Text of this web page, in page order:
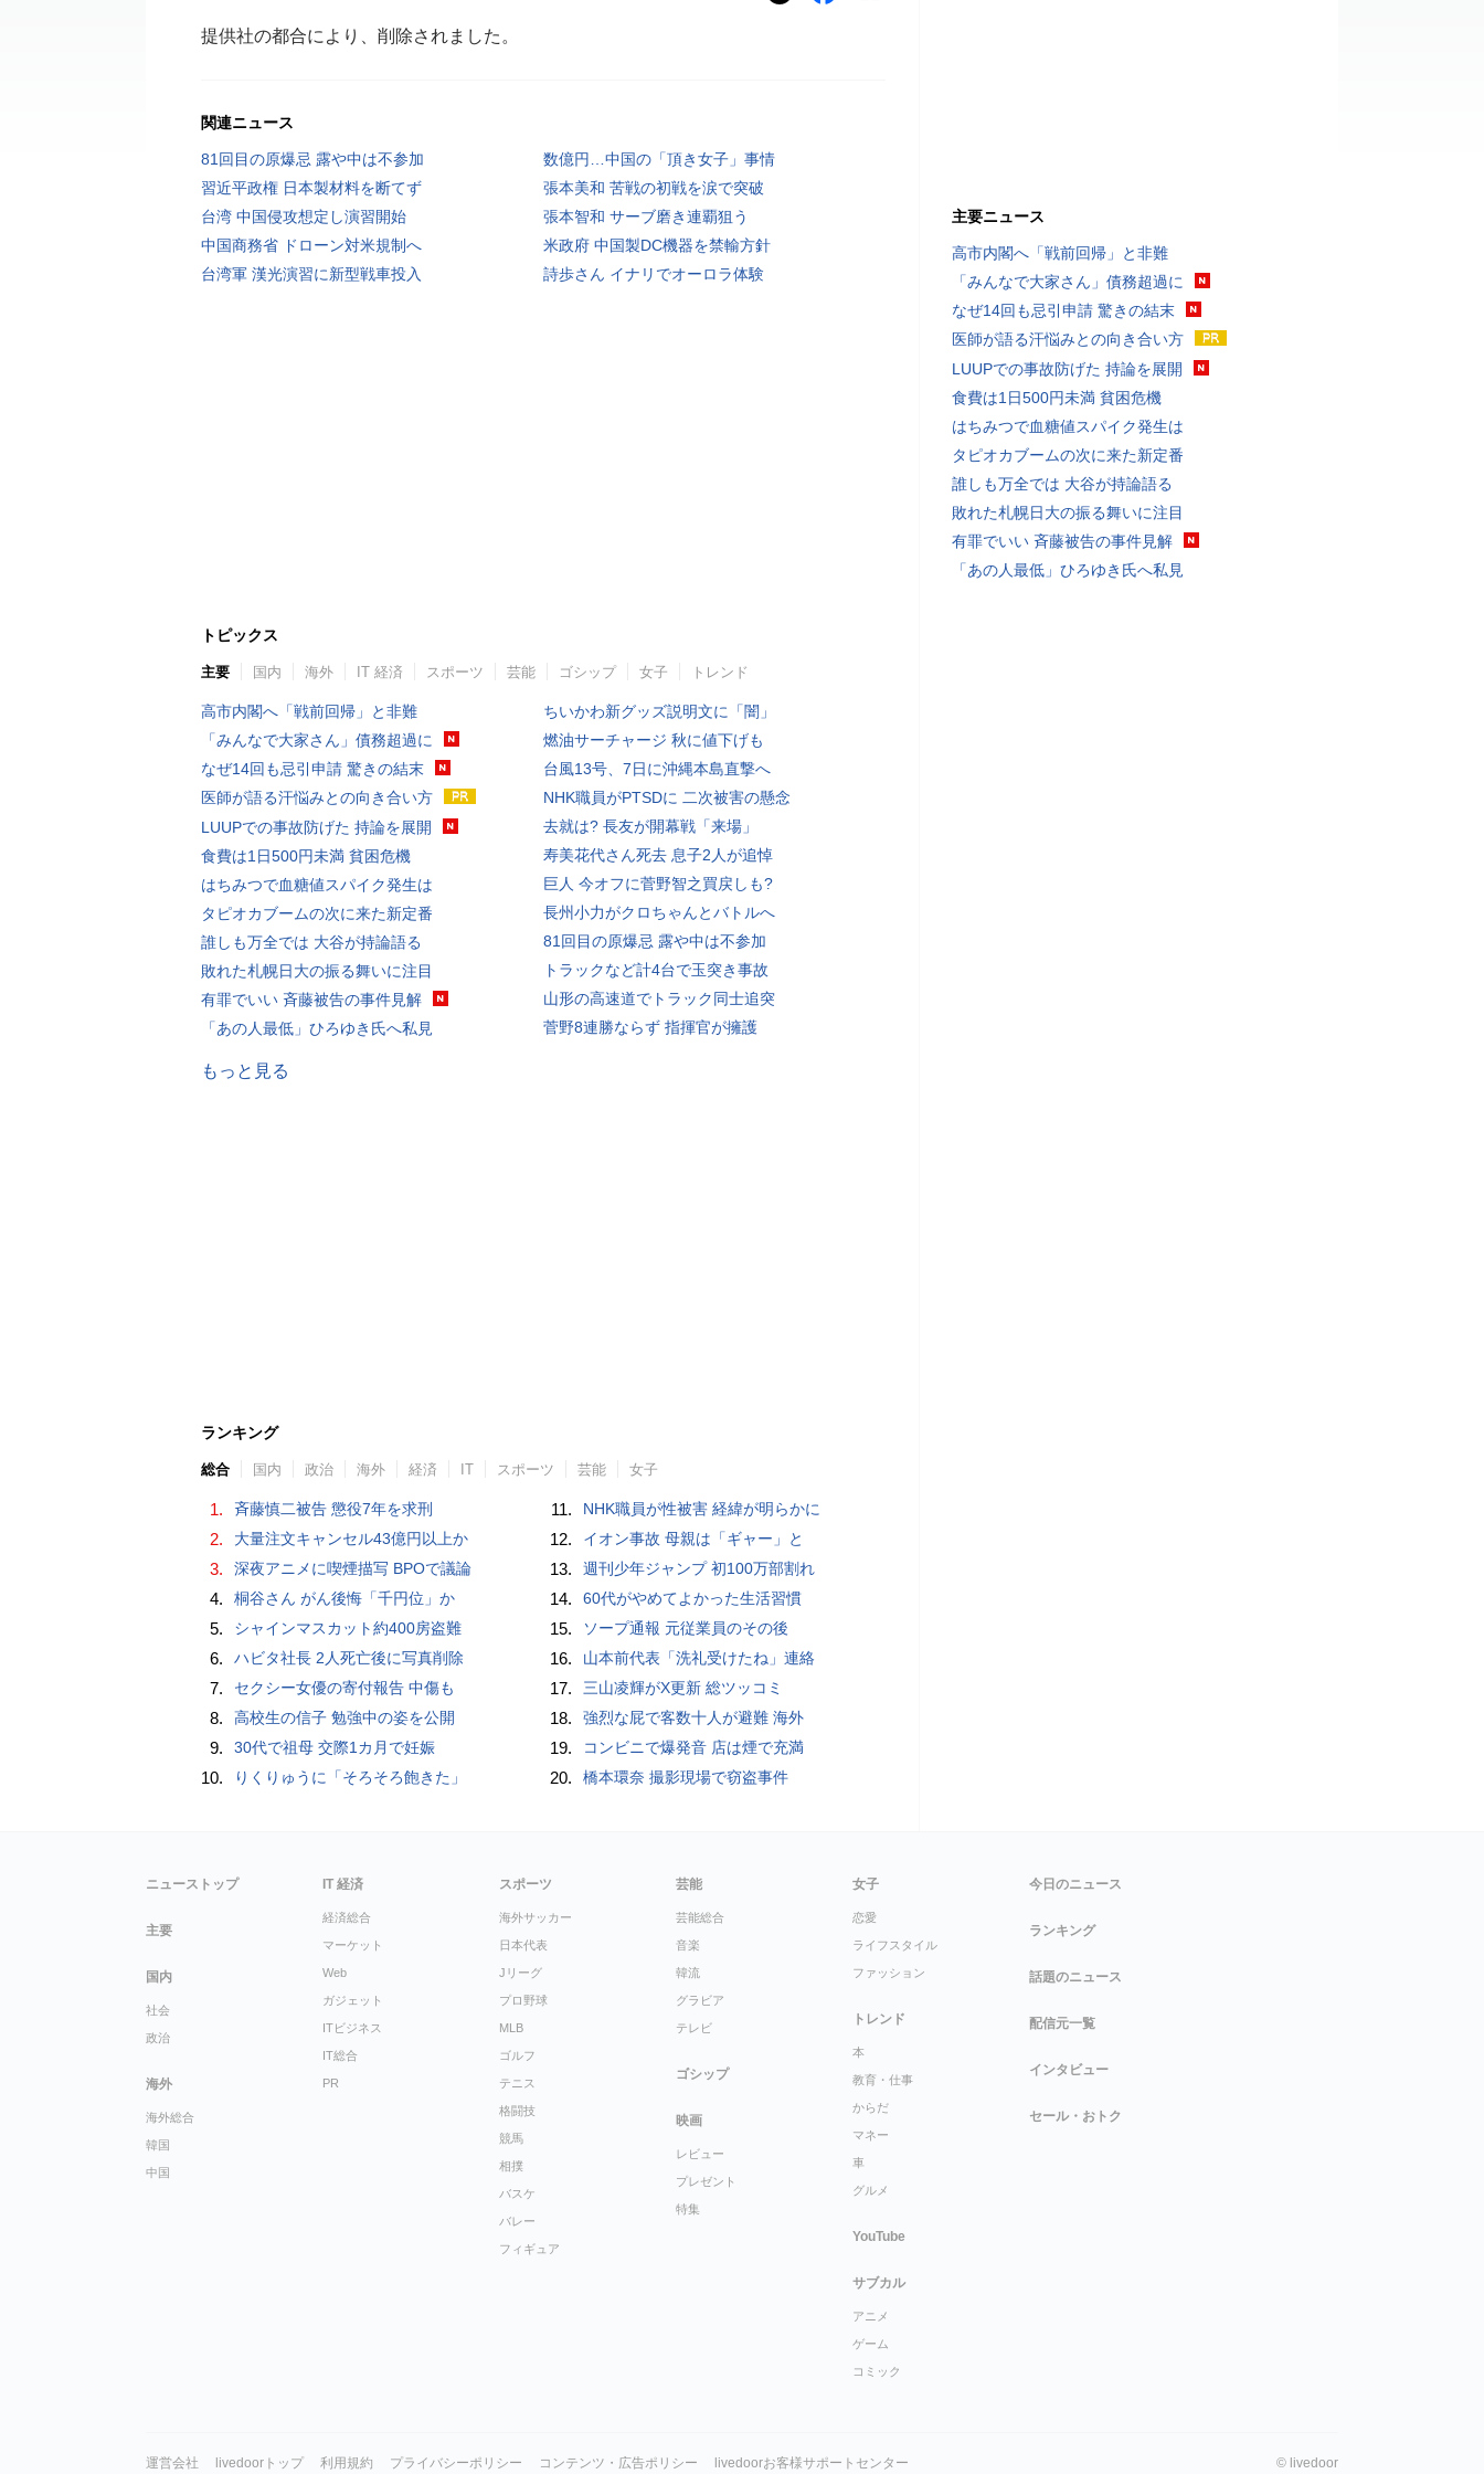
提供社の都合により、削除されました。
関連ニュース
81回目の原爆忌 露や中は不参加
数億円…中国の「頂き女子」事情
習近平政権 日本製材料を断てず
張本美和 苦戦の初戦を涙で突破
台湾 中国侵攻想定し演習開始
張本智和 サーブ磨き連覇狙う
中国商務省 ドローン対米規制へ
米政府 中国製DC機器を禁輸方針
台湾軍 漢光演習に新型戦車投入
詩歩さん イナリでオーロラ体験
トピックス
主要 国内 海外 IT 経済 スポーツ 芸能 ゴシップ 女子 トレンド
高市内閣へ「戦前回帰」と非難
「みんなで大家さん」債務超過に
なぜ14回も忌引申請 驚きの結末
医師が語る汗悩みとの向き合い方
LUUPでの事故防げた 持論を展開
食費は1日500円未満 貧困危機
はちみつで血糖値スパイク発生は
タピオカブームの次に来た新定番
誰しも万全では 大谷が持論語る
敗れた札幌日大の振る舞いに注目
有罪でいい 斉藤被告の事件見解
「あの人最低」ひろゆき氏へ私見
ちいかわ新グッズ説明文に「闇」
燃油サーチャージ 秋に値下げも
台風13号、7日に沖縄本島直撃へ
NHK職員がPTSDに 二次被害の懸念
去就は? 長友が開幕戦「来場」
寿美花代さん死去 息子2人が追悼
巨人 今オフに菅野智之買戻しも?
長州小力がクロちゃんとバトルへ
81回目の原爆忌 露や中は不参加
トラックなど計4台で玉突き事故
山形の高速道でトラック同士追突
菅野8連勝ならず 指揮官が擁護
もっと見る
ランキング
総合 国内 政治 海外 経済 IT スポーツ 芸能 女子
1. 斉藤慎二被告 懲役7年を求刑
2. 大量注文キャンセル43億円以上か
3. 深夜アニメに喫煙描写 BPOで議論
4. 桐谷さん がん後悔「千円位」か
5. シャインマスカット約400房盗難
6. ハビタ社長 2人死亡後に写真削除
7. セクシー女優の寄付報告 中傷も
8. 高校生の信子 勉強中の姿を公開
9. 30代で祖母 交際1カ月で妊娠
10. りくりゅうに「そろそろ飽きた」
11. NHK職員が性被害 経緯が明らかに
12. イオン事故 母親は「ギャー」と
13. 週刊少年ジャンプ 初100万部割れ
14. 60代がやめてよかった生活習慣
15. ソープ通報 元従業員のその後
16. 山本前代表「洗礼受けたね」連絡
17. 三山凌輝がX更新 総ツッコミ
18. 強烈な屁で客数十人が避難 海外
19. コンビニで爆発音 店は煙で充満
20. 橋本環奈 撮影現場で窃盗事件
主要ニュース
高市内閣へ「戦前回帰」と非難
「みんなで大家さん」債務超過に
なぜ14回も忌引申請 驚きの結末
医師が語る汗悩みとの向き合い方
LUUPでの事故防げた 持論を展開
食費は1日500円未満 貧困危機
はちみつで血糖値スパイク発生は
タピオカブームの次に来た新定番
誰しも万全では 大谷が持論語る
敗れた札幌日大の振る舞いに注目
有罪でいい 斉藤被告の事件見解
「あの人最低」ひろゆき氏へ私見
ニューストップ
主要
国内
社会
政治
海外
海外総合
韓国
中国
IT 経済
経済総合
マーケット
Web
ガジェット
ITビジネス
IT総合
PR
スポーツ
海外サッカー
日本代表
Jリーグ
プロ野球
MLB
ゴルフ
テニス
格闘技
競馬
相撲
バスケ
バレー
フィギュア
芸能
芸能総合
音楽
韓流
グラビア
テレビ
ゴシップ
映画
レビュー
プレゼント
特集
女子
恋愛
ライフスタイル
ファッション
トレンド
本
教育・仕事
からだ
マネー
車
グルメ
YouTube
サブカル
アニメ
ゲーム
コミック
今日のニュース
ランキング
話題のニュース
配信元一覧
インタビュー
セール・おトク
運営会社 livedoorトップ 利用規約 プライバシーポリシー コンテンツ・広告ポリシー livedoorお客様サポートセンター © livedoor